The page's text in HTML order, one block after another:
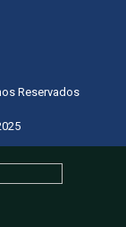
Reservados